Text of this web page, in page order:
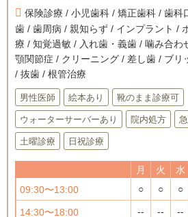
保険診療 / 小児歯科 / 矯正歯科 / 歯科
歯 / 歯周病 / 親知らず / インプラント /
療 / 知覚過敏 / 入れ歯・義歯 / 噛み合わ
顎関節症 / クリーニング / 差し歯 / ブリ
/ 抜歯 / 根管治療
男性医師 絵本あり 靴のまま診療可
ウォーターサーバーあり 院内処方
土曜診療 日祝診療
月 火 水
09:30〜13:00
○ ○ ○
14:30〜18:00 -- -- --